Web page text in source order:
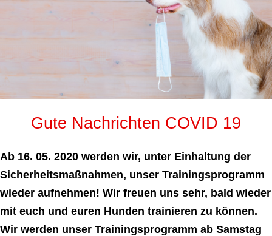
Gute Nachrichten COVID 19
Ab 16. 05. 2020 werden wir, unter Einhaltung der
Sicherheitsmaßnahmen, unser Trainingsprogramm
wieder aufnehmen! Wir freuen uns sehr, bald wieder
mit euch und euren Hunden trainieren zu können.
Wir werden unser Trainingsprogramm ab Samstag